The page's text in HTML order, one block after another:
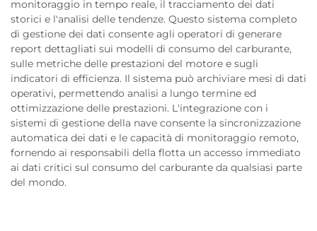
monitoraggio in tempo reale, il tracciamento dei dati
storici e l'analisi delle tendenze. Questo sistema completo
di gestione dei dati consente agli operatori di generare
report dettagliati sui modelli di consumo del carburante,
sulle metriche delle prestazioni del motore e sugli
indicatori di efficienza. Il sistema può archiviare mesi di dati
operativi, permettendo analisi a lungo termine ed
ottimizzazione delle prestazioni. L'integrazione con i
sistemi di gestione della nave consente la sincronizzazione
automatica dei dati e le capacità di monitoraggio remoto,
fornendo ai responsabili della flotta un accesso immediato
ai dati critici sul consumo del carburante da qualsiasi parte
del mondo.